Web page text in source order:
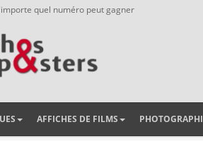
quel numéro peut gagner
AFFICHES DE FILMS